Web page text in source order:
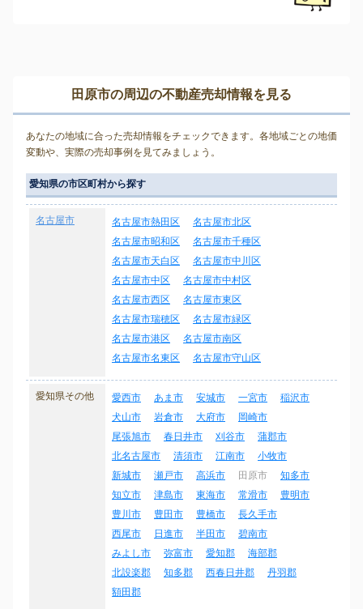
田原市の周辺の不動産売却情報を見る
あなたの地域に合った売却情報をチェックできます。各地域ごとの地価
変動や、実際の売却事例を見てみましょう。
愛知県の市区町村から探す
名古屋市 名古屋市熱田区
名古屋市北区
名古屋市昭和区
名古屋市千種区
名古屋市天白区
名古屋市中川区
名古屋市中区
名古屋市中村区
名古屋市西区
名古屋市東区
名古屋市瑞穂区
名古屋市緑区
名古屋市港区
名古屋市南区
名古屋市名東区
名古屋市守山区
愛知県その他 愛西市 あま市 安城市 一宮市
稲沢市
犬山市
岩倉市 大府市
岡崎市
尾張旭市
春日井市 刈谷市
蒲郡市
北名古屋市
清須市 江南市
小牧市
新城市
瀬戸市 高浜市 田原市
知多市
知立市
津島市 東海市 常滑市
豊明市
豊川市
豊田市 豊橋市
長久手市
西尾市
日進市 半田市
碧南市
みよし市
弥富市 愛知郡
海部郡
北設楽郡
知多郡 西春日井郡
丹羽郡
額田郡